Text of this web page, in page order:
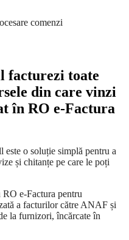
facturezi toate
din care vinzi
în RO e-Factura
o soluție simplă pentru a
și chitanțe pe care le poți
e-Factura pentru
a facturilor către ANAF și
la furnizori, încărcate în